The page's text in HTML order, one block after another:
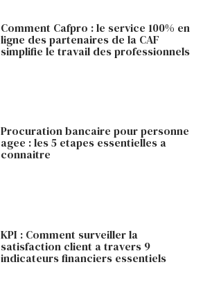
Comment Cafpro : le service 100% en
ligne des partenaires de la CAF
simplifie le travail des professionnels
Procuration bancaire pour personne
agee : les 5 etapes essentielles a
connaitre
KPI : Comment surveiller la
satisfaction client a travers 9
indicateurs financiers essentiels